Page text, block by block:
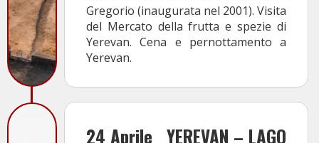
Gregorio (inaugurata nel 2001). Visita
del Mercato della frutta e spezie di
Yerevan. Cena e pernottamento a
Yerevan.
24 Aprile YEREVAN – LAGO